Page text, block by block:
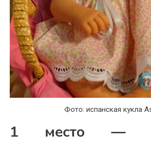
Фото: испанская кукла
1 место —